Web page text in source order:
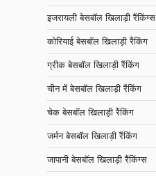
इजरायली बेसबॉल खिलाड़ी रैंकिंग्स
कोरियाई बेसबॉल खिलाड़ी रैंकिंग
ग्रीक बेसबॉल खिलाड़ी रैंकिंग
चीन में बेसबॉल खिलाड़ी रैंकिंग
चेक बेसबॉल खिलाड़ी रैंकिंग
जर्मन बेसबॉल खिलाड़ी रैंकिंग
जापानी बेसबॉल खिलाड़ी रैंकिंग्स